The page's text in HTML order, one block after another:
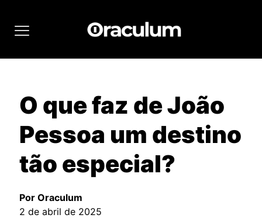
O que faz de João
Pessoa um destino
tão especial?
Por Oraculum
2 de abril de 2025